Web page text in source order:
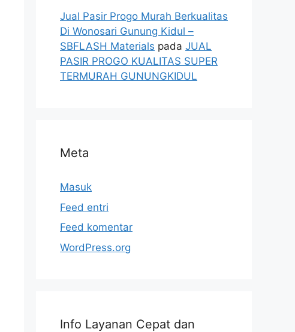
Jual Pasir Progo Murah Berkualitas
Di Wonosari Gunung Kidul –
SBFLASH Materials pada JUAL
PASIR PROGO KUALITAS SUPER
TERMURAH GUNUNGKIDUL
Meta
Masuk
Feed entri
Feed komentar
WordPress.org
Info Layanan Cepat dan